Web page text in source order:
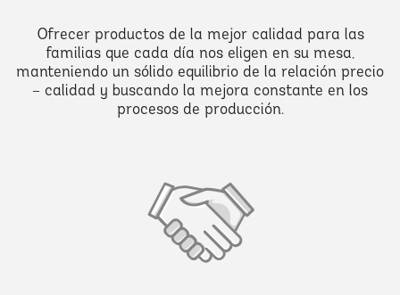
Ofrecer productos de la mejor calidad para las
familias que cada día nos eligen en su mesa,
manteniendo un sólido equilibrio de la relación precio
– calidad y buscando la mejora constante en los
procesos de producción.